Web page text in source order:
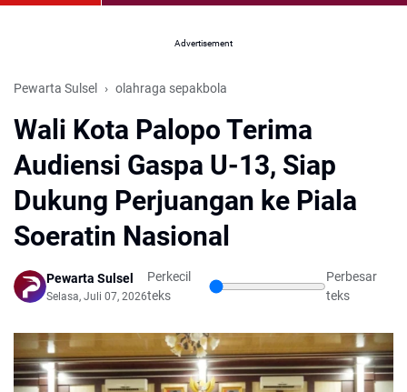
Advertisement
Pewarta Sulsel olahraga sepakbola
Wali Kota Palopo Terima
Audiensi Gaspa U-13, Siap
Dukung Perjuangan ke Piala
Soeratin Nasional
Pewarta Sulsel
Selasa, Juli 07, 2026
Perkecil
teks
Perbesar
teks